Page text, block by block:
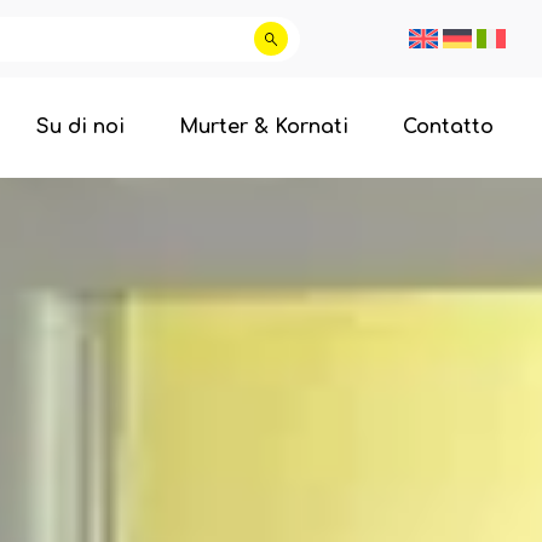
Su di noi Murter & Kornati Contatto